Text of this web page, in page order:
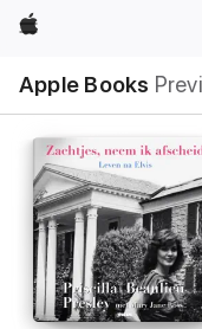
Apple
Apple Books
lokaal
navigatiemenu